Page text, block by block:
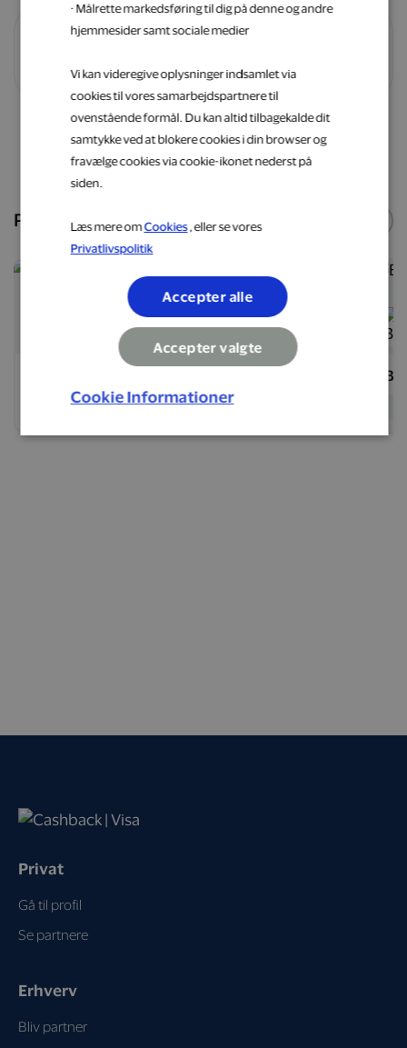
Shop nu
Populære webshops
5 %
eShop eShop
Se flere
Privat
Gå til profil
Se partnere
Erhverv
Bliv partner
· Målrette markedsføring til dig på denne og andre
hjemmesider samt sociale medier
Vi kan videregive oplysninger indsamlet via
cookies til vores samarbejdspartnere til
ovenstående formål. Du kan altid tilbagekalde dit
samtykke ved at blokere cookies i din browser og
fravælge cookies via cookie-ikonet nederst på
siden.
Læs mere omCookies, eller se vores
Privatlivspolitik
Accepter alle
Accepter valgte
Cookie Informationer